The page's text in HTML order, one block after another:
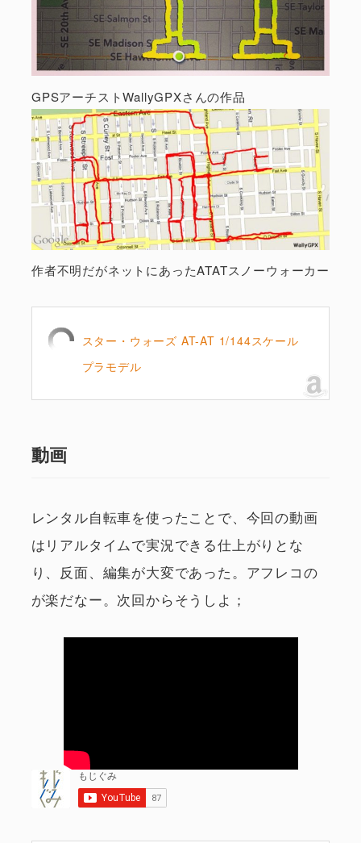
GPSアーチストWallyGPXさんの作品
作者不明だがネットにあったATATスノーウォーカー
スター・ウォーズ AT-AT 1/144スケール
プラモデル
動画
レンタル自転車を使ったことで、今回の動画
はリアルタイムで実況できる仕上がりとな
り、反面、編集が大変であった。アフレコの
が楽だなー。次回からそうしよ；